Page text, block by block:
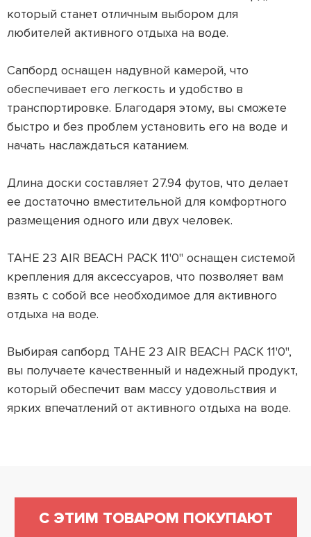
который станет отличным выбором для
любителей активного отдыха на воде.
Сапборд оснащен надувной камерой, что
обеспечивает его легкость и удобство в
транспортировке. Благодаря этому, вы сможете
быстро и без проблем установить его на воде и
начать наслаждаться катанием.
Длина доски составляет 27.94 футов, что делает
ее достаточно вместительной для комфортного
размещения одного или двух человек.
TAHE 23 AIR BEACH PACK 11'0" оснащен системой
крепления для аксессуаров, что позволяет вам
взять с собой все необходимое для активного
отдыха на воде.
Выбирая сапборд TAHE 23 AIR BEACH PACK 11'0",
вы получаете качественный и надежный продукт,
который обеспечит вам массу удовольствия и
ярких впечатлений от активного отдыха на воде.
С ЭТИМ ТОВАРОМ ПОКУПАЮТ